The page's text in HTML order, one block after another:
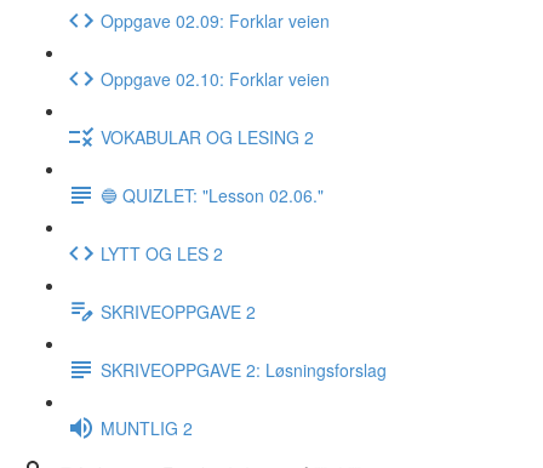
Oppgave 02.09: Forklar veien
Oppgave 02.10: Forklar veien
VOKABULAR OG LESING 2
🔵 QUIZLET: "Lesson 02.06."
LYTT OG LES 2
SKRIVEOPPGAVE 2
SKRIVEOPPGAVE 2: Løsningsforslag
MUNTLIG 2